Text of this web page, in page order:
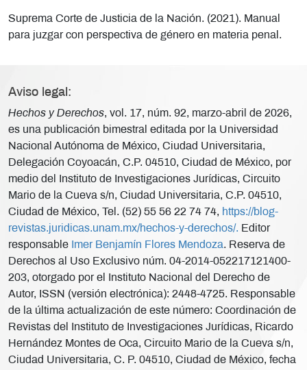
Suprema Corte de Justicia de la Nación. (2021). Manual
para juzgar con perspectiva de género en materia penal.
Aviso legal:
Hechos y Derechos, vol. 17, núm. 92, marzo-abril de 2026,
es una publicación bimestral editada por la Universidad
Nacional Autónoma de México, Ciudad Universitaria,
Delegación Coyoacán, C.P. 04510, Ciudad de México, por
medio del Instituto de Investigaciones Jurídicas, Circuito
Mario de la Cueva s/n, Ciudad Universitaria, C.P. 04510,
Ciudad de México, Tel. (52) 55 56 22 74 74, https://blog-
revistas.juridicas.unam.mx/hechos-y-derechos/. Editor
responsable Imer Benjamín Flores Mendoza. Reserva de
Derechos al Uso Exclusivo núm. 04-2014-052217121400-
203, otorgado por el Instituto Nacional del Derecho de
Autor, ISSN (versión electrónica): 2448-4725. Responsable
de la última actualización de este número: Coordinación de
Revistas del Instituto de Investigaciones Jurídicas, Ricardo
Hernández Montes de Oca, Circuito Mario de la Cueva s/n,
Ciudad Universitaria, C. P. 04510, Ciudad de México, fecha